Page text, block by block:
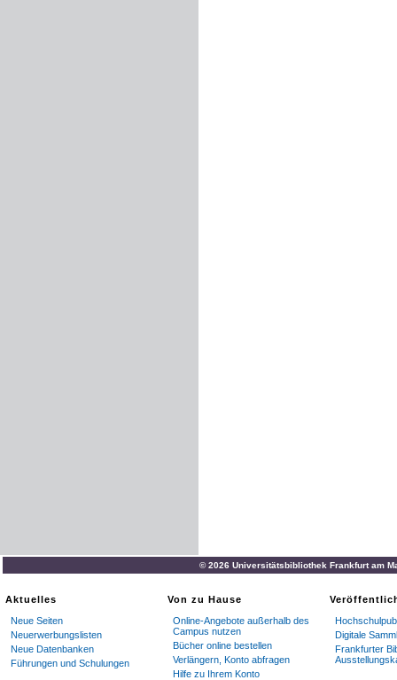
© 2026 Universitätsbibliothek Frankfurt am
Aktuelles
Neue Seiten
Neuerwerbungslisten
Neue Datenbanken
Führungen und Schulungen
Von zu Hause
Online-Angebote außerhalb des
Campus nutzen
Bücher online bestellen
Verlängern, Konto abfragen
Hilfe zu Ihrem Konto
Digitale
Frankfurter